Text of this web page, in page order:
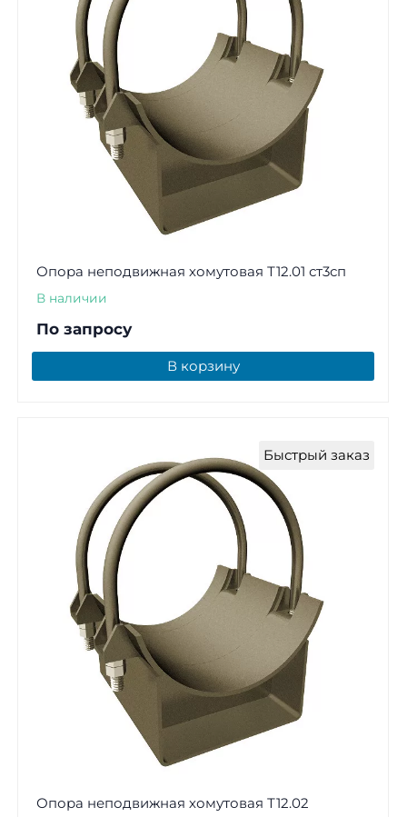
Опора неподвижная хомутовая Т12.01 ст3сп
В наличии
По запросу
В корзину
Быстрый заказ
Опора неподвижная хомутовая Т12.02